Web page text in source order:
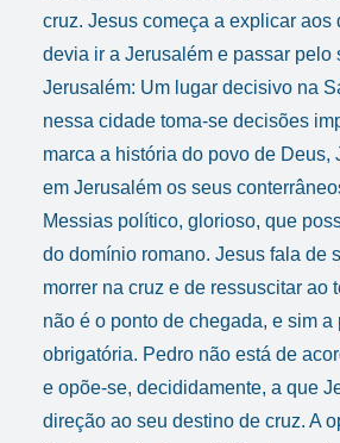
cruz. Jesus começa a explicar aos
devia ir a Jerusalém e passar pelo
Jerusalém: Um lugar decisivo na
nessa cidade toma-se decisões
marca a história do povo de Deus,
em Jerusalém os seus
Messias político, glorioso, que
do domínio romano. Jesus fala de
morrer na cruz e de ressuscitar ao
não é o ponto de chegada, e sim a
obrigatória. Pedro não está de
e opõe-se, decididamente, a que
direção ao seu destino de cruz. A